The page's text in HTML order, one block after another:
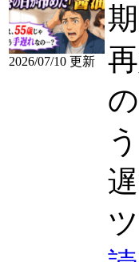
2026/07/10 更新